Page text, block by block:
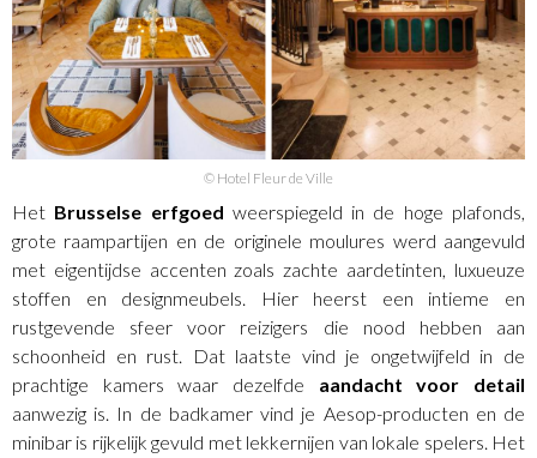
© Hotel Fleur de Ville
Het Brusselse erfgoed weerspiegeld in de hoge plafonds,
grote raampartijen en de originele moulures werd aangevuld
met eigentijdse accenten zoals zachte aardetinten, luxueuze
stoffen en designmeubels. Hier heerst een intieme en
rustgevende sfeer voor reizigers die nood hebben aan
schoonheid en rust. Dat laatste vind je ongetwijfeld in de
prachtige kamers waar dezelfde aandacht voor detail
aanwezig is. In de badkamer vind je Aesop-producten en de
minibar is rijkelijk gevuld met lekkernijen van lokale spelers. Het